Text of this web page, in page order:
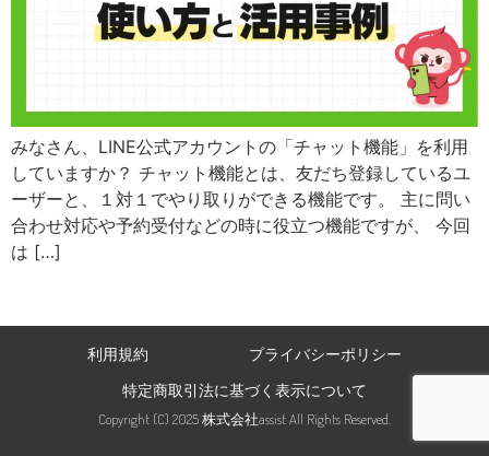
みなさん、LINE公式アカウントの「チャット機能」を利用
していますか？ チャット機能とは、友だち登録しているユ
ーザーと、１対１でやり取りができる機能です。 主に問い
合わせ対応や予約受付などの時に役立つ機能ですが、 今回
は […]
利用規約
プライバシーポリシー
特定商取引法に基づく表示について
Copyright (C) 2025 株式会社assist All Rights Reserved.